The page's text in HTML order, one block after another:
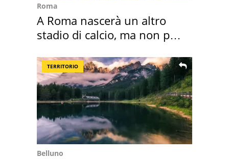
Roma
A Roma nascerà un altro
stadio di calcio, ma non per
TERRITORIO
Belluno